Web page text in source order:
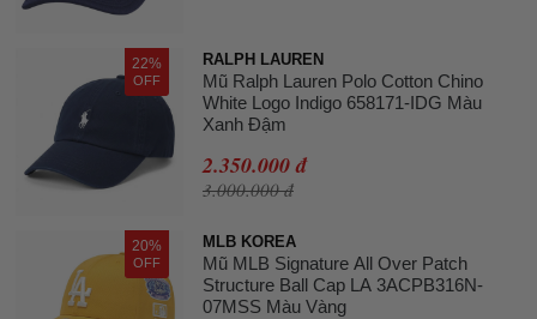
22%
OFF
RALPH LAUREN
Mũ Ralph Lauren Polo Cotton Chino
White Logo Indigo 658171-IDG Màu
Xanh Đậm
2.350.000 đ
3.000.000 đ
20%
OFF
MLB KOREA
Mũ MLB Signature All Over Patch
Structure Ball Cap LA 3ACPB316N-
07MSS Màu Vàng